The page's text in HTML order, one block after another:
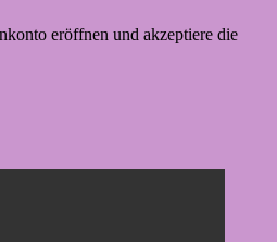
eröffnen und akzeptiere die